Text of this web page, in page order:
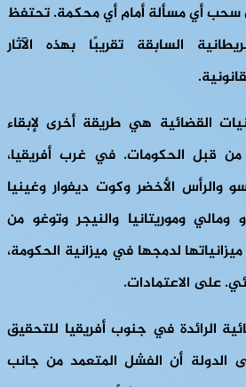
سحب أي مسألة أمام أي محكمة. تحتفظ
السابقة تقريبًا بهذه الآثار
القضائية هي طريقة أخرى لإبقاء
من قبل الحكومات. في غرب أفريقيا،
والرأس الأخضر وكوت ديفوار وغينيا
ومالي وموريتانيا والنيجر وتوغو من
لدمجها في ميزانية الحكومة،
على الاعتمادات.
الرائدة في جنوب أفريقيا للتحقيق
الدولة أن الفشل المتعمد من جانب